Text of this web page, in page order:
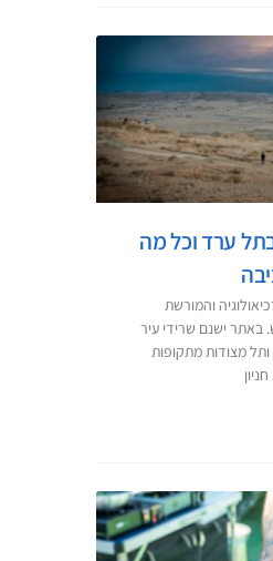
בתל ערד וכל מה
והמורשת
באתר ישנם שרידי עיר
כ-5,000 שנה ותל מצודות מתקופות